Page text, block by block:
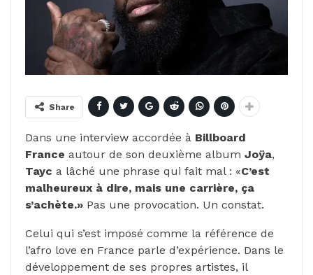
Share
Dans une interview accordée à Billboard
France autour de son deuxième album Joÿa,
Tayc a lâché une phrase qui fait mal : «C’est
malheureux à dire, mais une carrière, ça
s’achète.» Pas une provocation. Un constat.
Celui qui s’est imposé comme la référence de
l’afro love en France parle d’expérience. Dans le
développement de ses propres artistes, il